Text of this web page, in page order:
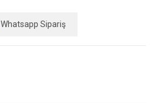
Whatsapp Sipariş